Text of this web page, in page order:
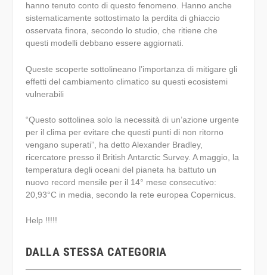
hanno tenuto conto di questo fenomeno. Hanno anche
sistematicamente sottostimato la perdita di ghiaccio
osservata finora, secondo lo studio, che ritiene che
questi modelli debbano essere aggiornati.
Queste scoperte sottolineano l’importanza di mitigare gli
effetti del cambiamento climatico su questi ecosistemi
vulnerabili
“Questo sottolinea solo la necessità di un’azione urgente
per il clima per evitare che questi punti di non ritorno
vengano superati”, ha detto Alexander Bradley,
ricercatore presso il British Antarctic Survey. A maggio, la
temperatura degli oceani del pianeta ha battuto un
nuovo record mensile per il 14° mese consecutivo:
20,93°C in media, secondo la rete europea Copernicus.
Help !!!!!
DALLA STESSA CATEGORIA